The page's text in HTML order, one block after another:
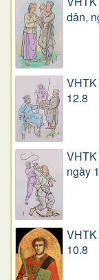
dân,
12.8
ngày
10.8